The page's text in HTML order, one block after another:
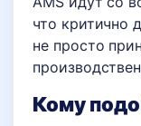
что критично
не просто
Кому